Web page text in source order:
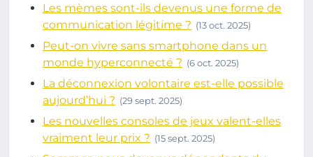
Les mèmes sont-ils devenus une forme de
communication légitime ? (13 oct. 2025)
Peut-on vivre sans smartphone dans un
monde hyperconnecté ? (6 oct. 2025)
La déconnexion volontaire est-elle possible
aujourd’hui ? (29 sept. 2025)
Les nouvelles consoles de jeux valent-elles
vraiment leur prix ? (15 sept. 2025)